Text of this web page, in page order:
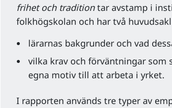
frihet och traditiontar avstamp i
folkhögskolan och har två
lärarnas bakgrunder och vad
vilka krav och förväntningar som
egna motiv till att arbeta i yrket.
I rapporten används tre typer av